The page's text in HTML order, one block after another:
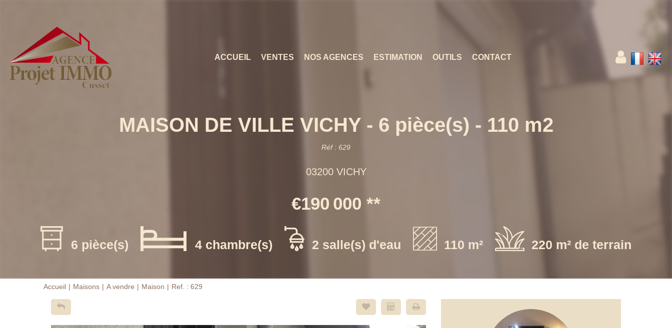
ACCUEIL VENTES NOS AGENCES ESTIMATION OUTILS CONTACT
MAISON DE VILLE VICHY - 6 pièce(s) - 110 m2
Réf : 629
03200 VICHY
€190 000 **
6 pièce(s) 4 chambre(s) 2 salle(s) d'eau 110 m² 220 m² de terrain
Accueil Maisons A vendre Maison Ref. : 629